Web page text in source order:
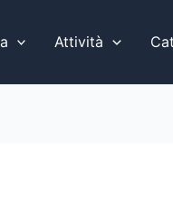
Attività